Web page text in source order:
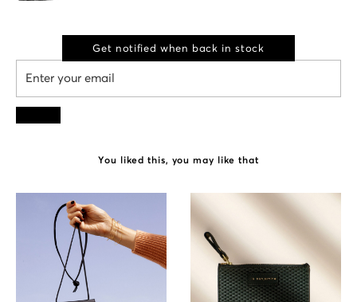
Get notified when back in stock
You liked this, you may like that